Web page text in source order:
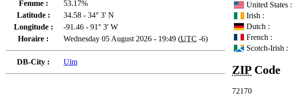
Femme :
53.17%
Latitude :
34.58 - 34° 3' N
Longitude :
-91.46 - 91° 3' W
Horaire :
Wednesday 05 August 2026 - 19:49 (UTC -6)
DB-City : Ulm
United States :
Irish :
Dutch :
French :
Scotch-Irish :
ZIP Code
72170